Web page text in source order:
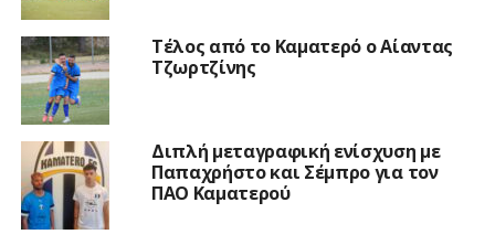
Τέλος από το Καματερό ο Αίαντας
Τζωρτζίνης
Διπλή μεταγραφική ενίσχυση με
Παπαχρήστο και Σέμπρο για τον
ΠΑΟ Καματερού